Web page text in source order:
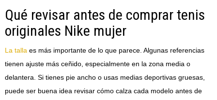
Qué revisar antes de comprar tenis
originales Nike mujer
La talla es más importante de lo que parece. Algunas referencias
tienen ajuste más ceñido, especialmente en la zona media o
delantera. Si tienes pie ancho o usas medias deportivas gruesas,
puede ser buena idea revisar cómo calza cada modelo antes de